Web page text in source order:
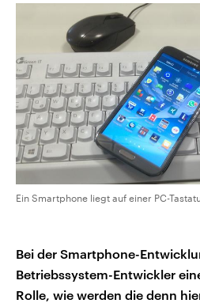
Ein Smartphone liegt auf einer PC-
Bei der Smartphone-
Betriebssystem-Entwickler
Rolle, wie werden die denn